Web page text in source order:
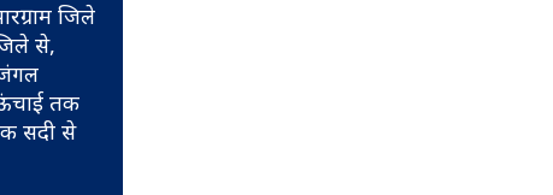
जिले
से,
तक
सदी से